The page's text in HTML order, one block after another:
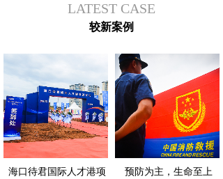
LATEST CASE
较新案例
海口待君国际人才港项
预防为主，生命至上